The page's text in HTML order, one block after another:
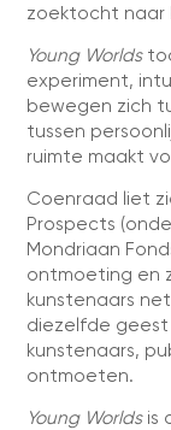
zoektocht naar
Young Worlds
experiment,
bewegen zich
tussen
ruimte maakt
Coenraad liet
Prospects
Mondriaan
ontmoeting en
kunstenaars
diezelfde geest
kunstenaars,
ontmoeten.
Young Worldsis